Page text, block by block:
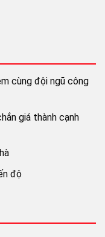
cùng đội ngũ công
giá thành cạnh
độ